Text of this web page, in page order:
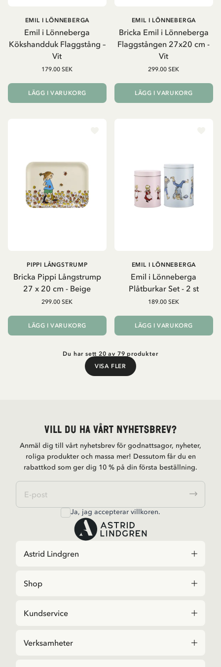
Emil i Lönneberga
Kökshandduk Flaggstång –
Vit
EMIL I LÖNNEBERGA
179.00 SEK
LÄGG I VARUKORG
Bricka Emil i Lönneberga
Flaggstången 27x20 cm -
Vit
EMIL I LÖNNEBERGA
299.00 SEK
LÄGG I VARUKORG
Bricka Pippi Långstrump
27 x 20 cm - Beige
PIPPI LÅNGSTRUMP
299.00 SEK
LÄGG I VARUKORG
Emil i Lönneberga
Plåtburkar Set - 2 st
EMIL I LÖNNEBERGA
189.00 SEK
LÄGG I VARUKORG
Du har sett 20 av 79 produkter
VISA FLER
Visa fler
Vill du ha vårt nyhetsbrev?
Anmäl dig till vårt nyhetsbrev för godnattsagor, nyheter,
roliga produkter och massa mer! Dessutom får du en
rabattkod som ger dig 10 % på din första beställning.
Ja, jag accepterar villkoren.
Astrid Lindgren
Shop
Kundservice
Verksamheter